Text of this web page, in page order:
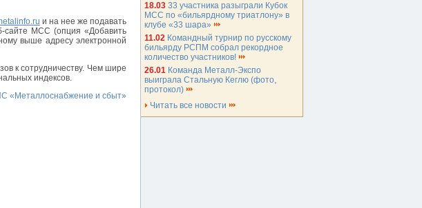
и на нее же подавать
сайте МСС (опция «Добавить
выше адресу электронной
к сотрудничеству. Чем шире
индексов.
«Металлоснабжение и сбыт»
18.03 33 участника разыграли Кубок
МСС по «бильярдному триатлону» в
клубе «33 шара»
11.02 Командный турнир по русскому
бильярду РСПМ собрал рекордное
количество участников!
26.01 Команда Металл-Экспо
выиграла Стальную Кеглю (фото,
протокол)
Читать все новости